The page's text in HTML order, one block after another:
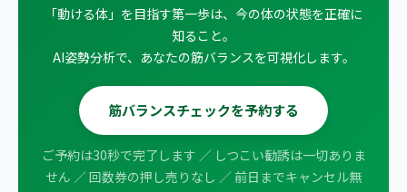
「動ける体」を目指す第一歩は、今の体の状態を正確に
知ること。
AI姿勢分析で、あなたの筋バランスを可視化します。
筋バランスチェックを予約する
ご予約は30秒で完了します ／ しつこい勧誘は一切ありま
せん ／ 回数券の押し売りなし ／ 前日までキャンセル無